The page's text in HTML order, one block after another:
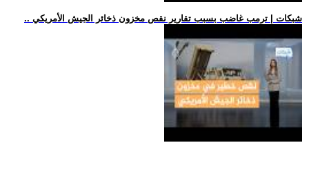
.. شبكات | ترمب غاضب بسبب تقارير نقص مخزون ذخائر الجيش الأمريكي